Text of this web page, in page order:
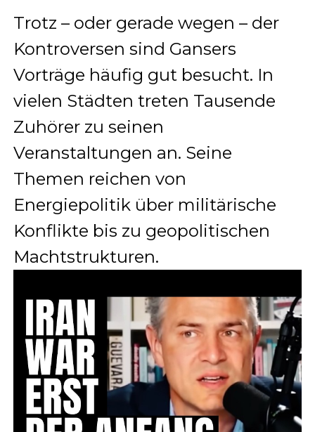
Trotz – oder gerade wegen – der
Kontroversen sind Gansers
Vorträge häufig gut besucht. In
vielen Städten treten Tausende
Zuhörer zu seinen
Veranstaltungen an. Seine
Themen reichen von
Energiepolitik über militärische
Konflikte bis zu geopolitischen
Machtstrukturen.